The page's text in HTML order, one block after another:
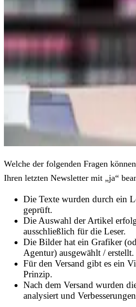
Welche der folgenden Fragen
Ihren letzten Newsletter mit „ja“
Die Texte wurden durch ein
geprüft.
Die Auswahl der Artikel
ausschließlich für die Leser.
Die Bilder hat ein Grafiker
Agentur) ausgewählt / erstellt.
Für den Versand gibt es ein
Prinzip.
Nach dem Versand wurden
analysiert und